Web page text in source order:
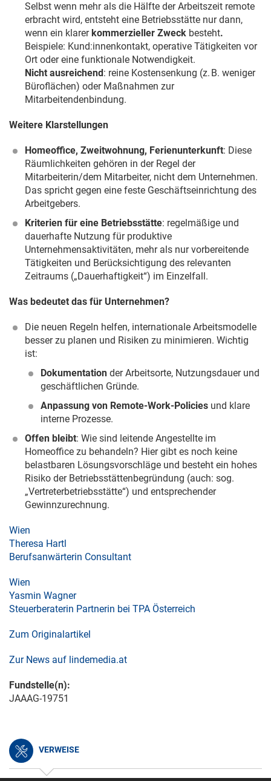
Selbst wenn mehr als die Hälfte der Arbeitszeit remote
erbracht wird, entsteht eine Betriebsstätte nur dann,
wenn ein klarerkommerzieller Zweck besteht.
Beispiele: Kund:innenkontakt, operative Tätigkeiten vor
Ort oder eine funktionale Notwendigkeit.
Nicht ausreichend: reine Kostensenkung (z. B. weniger
Büroflächen) oder Maßnahmen zur
Mitarbeitendenbindung.
Weitere Klarstellungen
Homeoffice, Zweitwohnung, Ferienunterkunft: Diese
Räumlichkeiten gehören in der Regel der
Mitarbeiterin/dem Mitarbeiter, nicht dem Unternehmen.
Das spricht gegen eine feste Geschäftseinrichtung des
Arbeitgebers.
Kriterien für eine Betriebsstätte: regelmäßige und
dauerhafte Nutzung für produktive
Unternehmensaktivitäten, mehr als nur vorbereitende
Tätigkeiten und Berücksichtigung des relevanten
Zeitraums („Dauerhaftigkeit“) im Einzelfall.
Was bedeutet das für Unternehmen?
Die neuen Regeln helfen, internationale Arbeitsmodelle
besser zu planen und Risiken zu minimieren. Wichtig
ist:
Dokumentation der Arbeitsorte, Nutzungsdauer und
geschäftlichen Gründe.
Anpassung von Remote-Work-Policies und klare
interne Prozesse.
Offen bleibt: Wie sind leitende Angestellte im
Homeoffice zu behandeln? Hier gibt es noch keine
belastbaren Lösungsvorschläge und besteht ein hohes
Risiko der Betriebsstättenbegründung (auch: sog.
„Vertreterbetriebsstätte“) und entsprechender
Gewinnzurechnung.
Wien
Theresa Hartl
Berufsanwärterin Consultant
Wien
Yasmin Wagner
Steuerberaterin Partnerin bei TPA Österreich
Zum Originalartikel
Zur News auf lindemedia.at
Fundstelle(n):
JAAAG-19751
VERWEISE